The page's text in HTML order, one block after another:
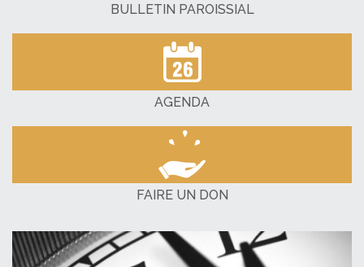
BULLETIN PAROISSIAL
AGENDA
FAIRE UN DON